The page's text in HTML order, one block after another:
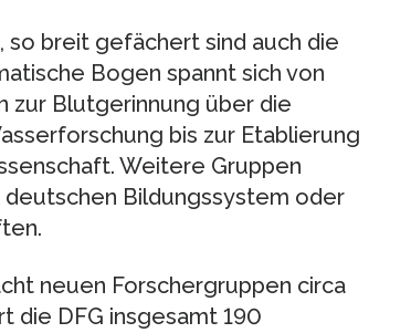
so breit gefächert sind auch die
Bogen spannt sich von
zur Blutgerinnung über die
bis zur Etablierung
Weitere Gruppen
Bildungssystem oder
neuen Forschergruppen circa
die DFG insgesamt 190